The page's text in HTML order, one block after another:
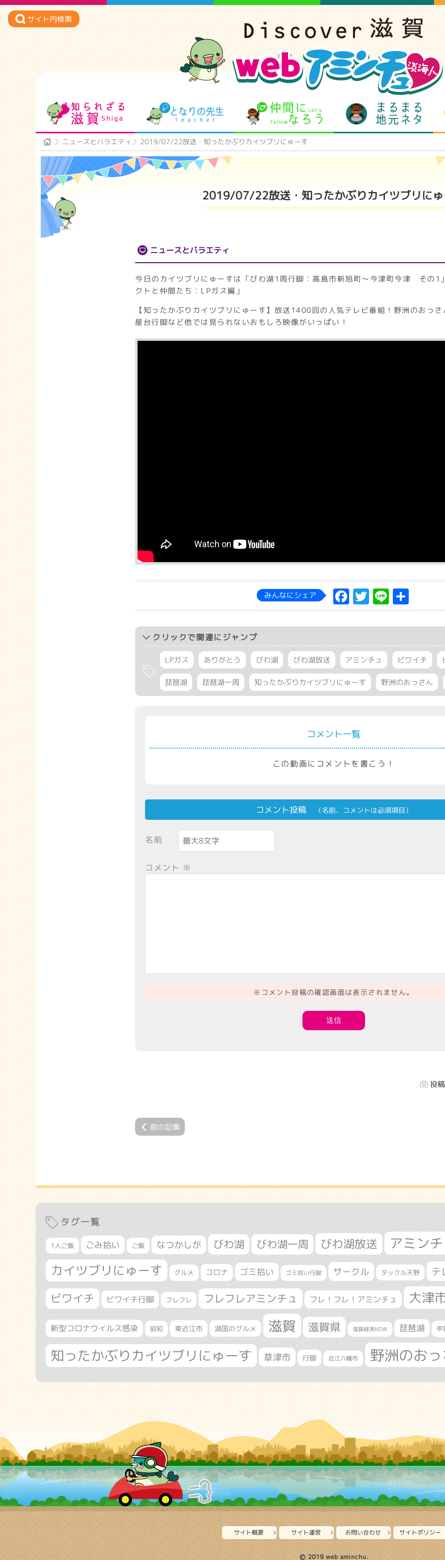
サイト内検索
知られざる滋賀 となりの先生 仲間になろう
ニュースとバラエティ 2019/07/22放送・知ったかぶりカイツブリにゅーす
2019/07/22放送・知ったかぶりカイツブリに
ニュースとバラエティ
今日のカイツブリにゅーすは「びわ湖1周行脚：高島市新旭町～今津町今津 その1
クトと仲間たち：LPガス編」
【知ったかぶりカイツブリにゅーす】放送1400回の人気テレビ番組！野洲のおっ
屋台行脚など他では見られないおもしろ映像がいっぱい！
みんなにシェア Facebook
Twitter
Line
有
クリックで関連にジャンプ
LPガス ありがとう びわ湖 びわ湖放送 アミンチュ ビワイチ
琵琶湖 琵琶湖一周 知ったかぶりカイツブリにゅーす 野洲のおっさん
コメント一覧
この動画にコメントを書こう！
コメント投稿 （名前、コメントは必須項目）
名前
コメント ※
※コメント投稿の確認画面は表示されません。
投
前の記事
タグ一覧
1人ご飯 ごみ拾い ご飯 なつかしが びわ湖 びわ湖一周 びわ湖放送 アミン
カイツブリにゅーす グルメ コロナ ゴミ拾い ゴミ拾い行脚 サークル タックル天野 テ
ビワイチ ビワイチ行脚 フレフレ フレフレアミンチュ フレ！フレ！アミンチュ 大津
新型コロナウイルス感染 昭和 東近江市 湖国のグルメ 滋賀 滋賀県 滋賀経済NOW 琵琶湖 甲
知ったかぶりカイツブリにゅーす 草津市 行脚 近江八幡市 野洲のお
サイト概要 サイト運営 お問い合わせ サイトポリシー
Ⓒ 2019 web aminchu.